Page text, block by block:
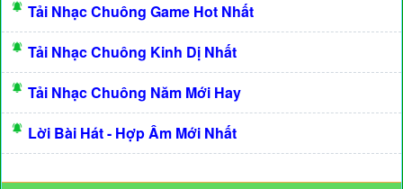
Tải Nhạc Chuông Game Hot Nhất
Tải Nhạc Chuông Kinh Dị Nhất
Tải Nhạc Chuông Năm Mới Hay
Lời Bài Hát - Hợp Âm Mới Nhất